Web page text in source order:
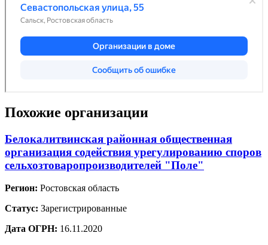
Похожие организации
Белокалитвинская районная общественная
организация содействия урегулированию споров
сельхозтоваропроизводителей "Поле"
Регион: Ростовская область
Статус: Зарегистрированные
Дата ОГРН: 16.11.2020